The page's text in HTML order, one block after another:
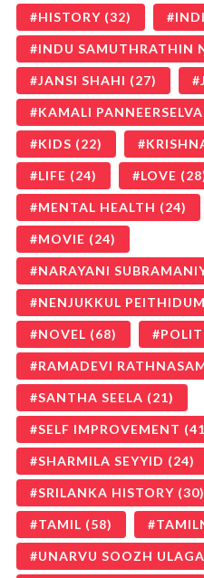
HISTORY (32)
INDU SAMUTHRATHIN
JANSI SHAHI (27)
KAMALI
KIDS (22)
LIFE (24) LOVE
MENTAL HEALTH (24)
MOVIE (24)
NARAYANI
NENJUKKUL
NOVEL (68)
RAMADEVI
SANTHA SEELA (21)
SELF IMPROVEMENT
SHARMILA SEYYID (24)
SRILANKA HISTORY (30)
TAMIL (58)
UNARVU SOOZH